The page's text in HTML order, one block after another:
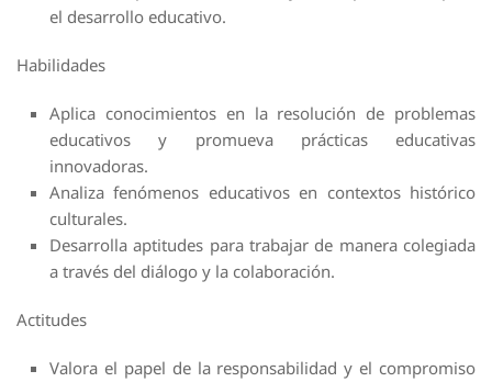
el desarrollo educativo.
Habilidades
Aplica conocimientos en la resolución de problemas
educativos y promueva prácticas educativas
innovadoras.
Analiza fenómenos educativos en contextos histórico
culturales.
Desarrolla aptitudes para trabajar de manera colegiada
a través del diálogo y la colaboración.
Actitudes
Valora el papel de la responsabilidad y el compromiso